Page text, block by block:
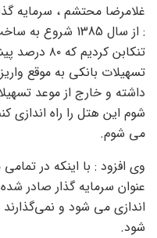
غلامرضا محتشم ، سرمایه
: از سال 1385
تنکابن
تسهیلات بانکی به موقع
داشته و خارج از موعد
شوم این هتل را راه اندازی
می شوم.
وی افزود : با اینکه در
عنوان سرمایه گذار صادر
اندازی می شود و
شود.